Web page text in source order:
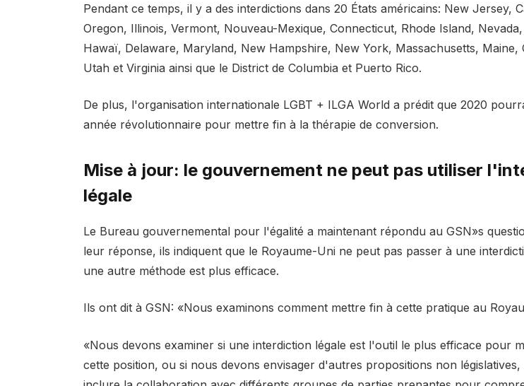
Pendant ce temps, il y a des interdictions dans 20 États américains: New Jersey,
Oregon, Illinois, Vermont, Nouveau-Mexique, Connecticut, Rhode Island,
Hawaï, Delaware, Maryland, New Hampshire, New York, Massachusetts, Maine,
Utah et Virginia ainsi que le District de Columbia et Puerto Rico.
De plus, l'organisation internationale LGBT + ILGA World a prédit que 2020
année révolutionnaire pour mettre fin à la thérapie de conversion.
Mise à jour: le gouvernement ne peut pas utiliser
légale
Le Bureau gouvernemental pour l'égalité a maintenant répondu au GSN»s
leur réponse, ils indiquent que le Royaume-Uni ne peut pas passer à une
une autre méthode est plus efficace.
Ils ont dit à GSN: «Nous examinons comment mettre fin à cette pratique au
«Nous devons examiner si une interdiction légale est l'outil le plus efficace pour
cette position, ou si nous devons envisager d'autres propositions non